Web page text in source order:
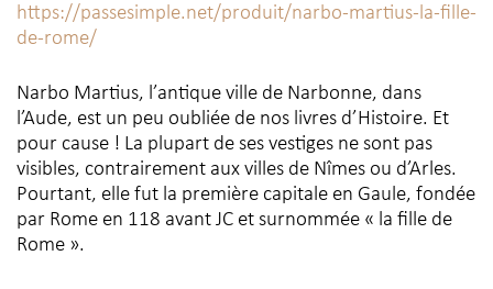
https://passesimple.net/produit/narbo-martius-la-fille-
de-rome/
Narbo Martius, l’antique ville de Narbonne, dans
l’Aude, est un peu oubliée de nos livres d’Histoire. Et
pour cause ! La plupart de ses vestiges ne sont pas
visibles, contrairement aux villes de Nîmes ou d’Arles.
Pourtant, elle fut la première capitale en Gaule, fondée
par Rome en 118 avant JC et surnommée « la fille de
Rome ».